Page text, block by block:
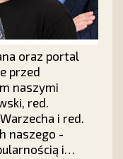
oraz portal
przed
naszymi
red.
i red.
naszego -
i